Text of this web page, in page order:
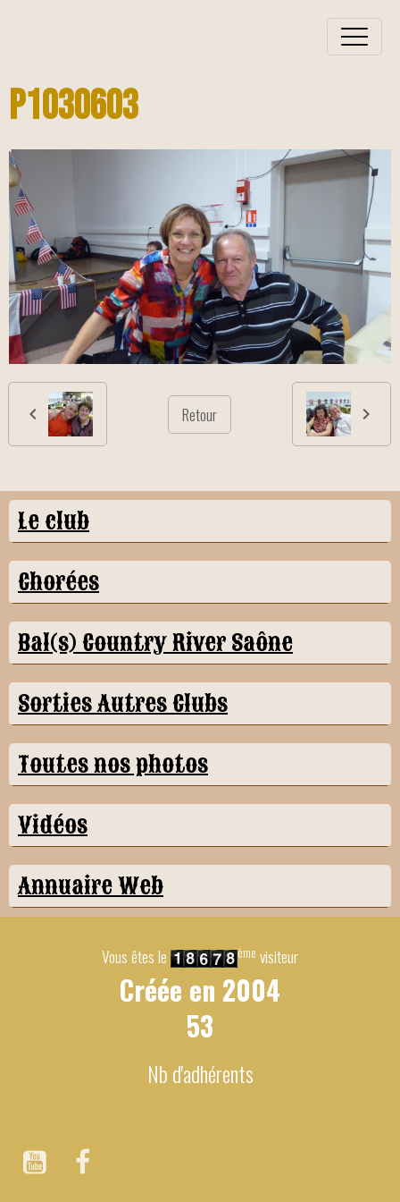
P1030603
Retour
Le club
Chorées
Bal(s) Country River Saône
Sorties Autres Clubs
Toutes nos photos
Vidéos
Annuaire Web
Vous êtes le ème visiteur
Créée en 2004
53
Nb d'adhérents